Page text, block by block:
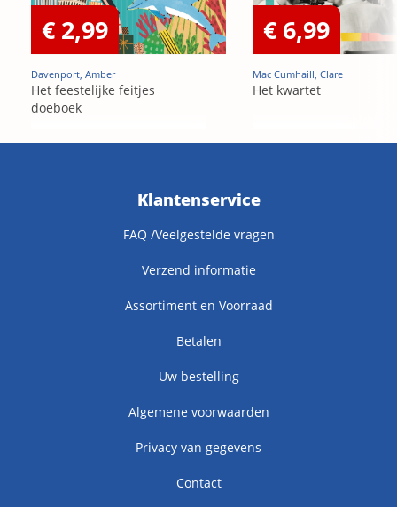
€ 2,99
Davenport, Amber
Het feestelijke feitjes
doeboek
€ 6,99
Mac Cumhaill, Clare
Het kwartet
Klantenservice
FAQ /Veelgestelde vragen
Verzend informatie
Assortiment en Voorraad
Betalen
Uw bestelling
Algemene voorwaarden
Privacy van gegevens
Contact